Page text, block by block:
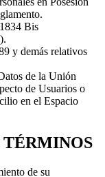
Bis
y demás relativos
de la Unión
de Usuarios o
en el Espacio
TÉRMINOS
de su